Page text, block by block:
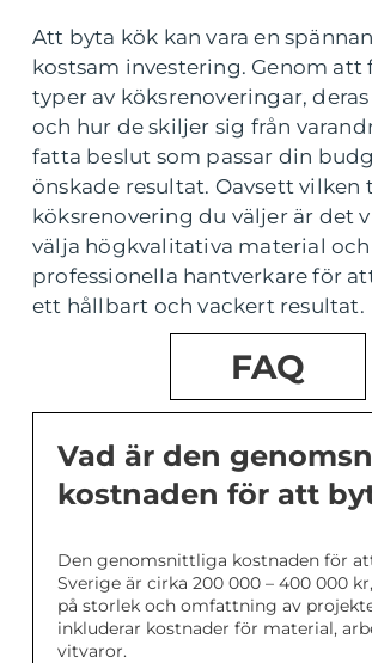
Att byta kök kan vara en
kostsam investering. Genom att
typer av köksrenoveringar,
och hur de skiljer sig från
fatta beslut som passar din
önskade resultat. Oavsett vilken
köksrenovering du väljer är det
välja högkvalitativa material
professionella hantverkare för
ett hållbart och vackert resultat.
FAQ
Vad är den
kostnaden för att
Den genomsnittliga kostnaden för
Sverige är cirka 200 000 – 400 000
på storlek och omfattning av
inkluderar kostnader för material,
vitvaror.